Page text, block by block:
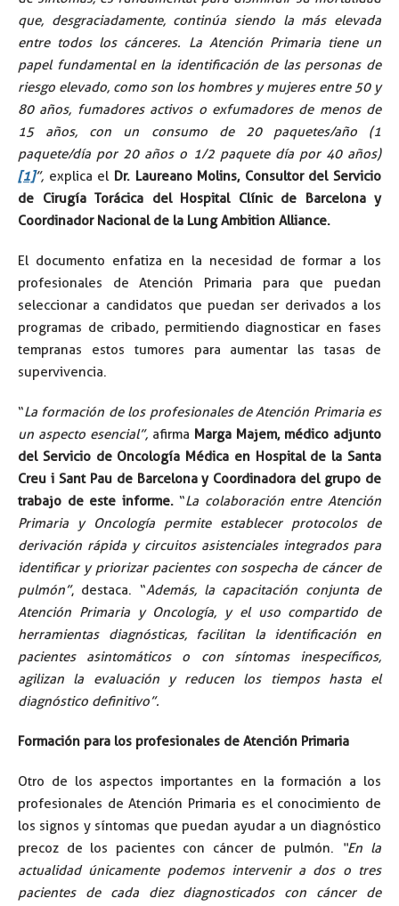
que, desgraciadamente, continúa siendo la más elevada
entre todos los cánceres. La Atención Primaria tiene un
papel fundamental en la identificación de las personas de
riesgo elevado, como son los hombres y mujeres entre 50 y
80 años, fumadores activos o exfumadores de menos de
15 años, con un consumo de 20 paquetes/año (1
paquete/día por 20 años o 1/2 paquete día por 40 años)
[1]”, explica el Dr. Laureano Molins, Consultor del Servicio
de Cirugía Torácica del Hospital Clínic de Barcelona y
Coordinador Nacional de la Lung Ambition Alliance.
El documento enfatiza en la necesidad de formar a los
profesionales de Atención Primaria para que puedan
seleccionar a candidatos que puedan ser derivados a los
programas de cribado, permitiendo diagnosticar en fases
tempranas estos tumores para aumentar las tasas de
supervivencia.
“La formación de los profesionales de Atención Primaria es
un aspecto esencial”, afirma Marga Majem, médico adjunto
del Servicio de Oncología Médica en Hospital de la Santa
Creu i Sant Pau de Barcelona y Coordinadora del grupo de
trabajo de este informe.“La colaboración entre Atención
Primaria y Oncología permite establecer protocolos de
derivación rápida y circuitos asistenciales integrados para
identificar y priorizar pacientes con sospecha de cáncer de
pulmón”, destaca. “Además, la capacitación conjunta de
Atención Primaria y Oncología, y el uso compartido de
herramientas diagnósticas, facilitan la identificación en
pacientes asintomáticos o con síntomas inespecíficos,
agilizan la evaluación y reducen los tiempos hasta el
diagnóstico definitivo”.
Formación para los profesionales de Atención Primaria
Otro de los aspectos importantes en la formación a los
profesionales de Atención Primaria es el conocimiento de
los signos y síntomas que puedan ayudar a un diagnóstico
precoz de los pacientes con cáncer de pulmón.
“En la
actualidad únicamente podemos intervenir a dos o tres
pacientes de cada diez diagnosticados con cáncer de